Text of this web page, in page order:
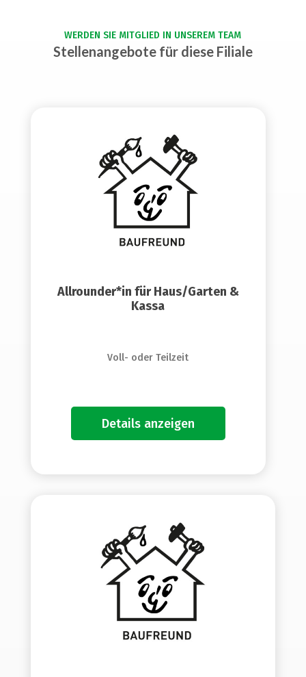
WERDEN SIE MITGLIED IN UNSEREM TEAM
Stellenangebote für diese Filiale
Allrounder*in für Haus/Garten &
Kassa
Voll- oder Teilzeit
Details anzeigen